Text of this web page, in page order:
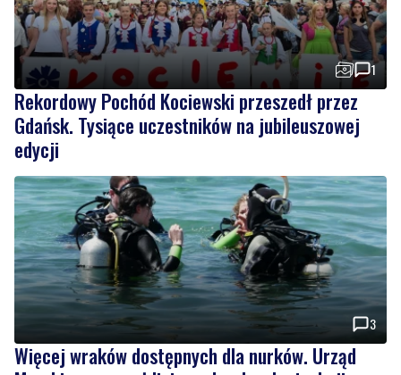
1
Rekordowy Pochód Kociewski przeszedł przez
Gdańsk. Tysiące uczestników na jubileuszowej
edycji
3
Więcej wraków dostępnych dla nurków. Urząd
Morski rozszerzył listę podwodnych atrakcji
Wiadomości